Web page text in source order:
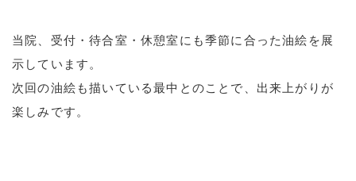
当院、受付・待合室・休憩室にも季節に合った油絵を展
示しています。
次回の油絵も描いている最中とのことで、出来上がりが
楽しみです。